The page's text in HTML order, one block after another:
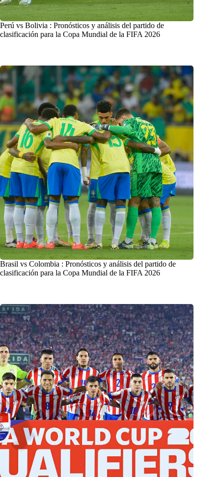
Perú vs Bolivia : Pronósticos y análisis del partido de
clasificación para la Copa Mundial de la FIFA 2026
Brasil vs Colombia : Pronósticos y análisis del partido de
clasificación para la Copa Mundial de la FIFA 2026